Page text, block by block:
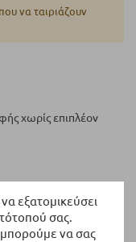
εξατομικεύσει
σας.
να σας
να ταιριάζουν
χωρίς επιπλέον